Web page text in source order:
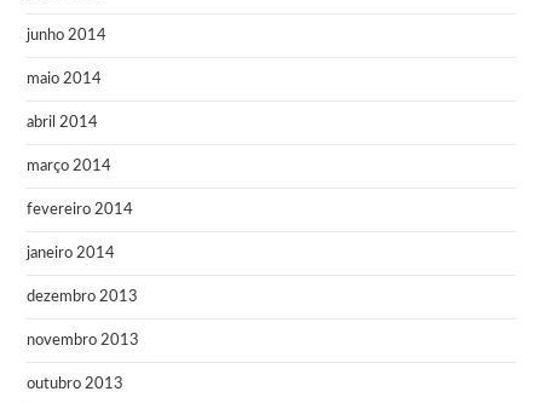
junho 2014
maio 2014
abril 2014
março 2014
fevereiro 2014
janeiro 2014
dezembro 2013
novembro 2013
outubro 2013